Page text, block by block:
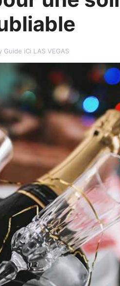
Guide iCi LAS VEGAS